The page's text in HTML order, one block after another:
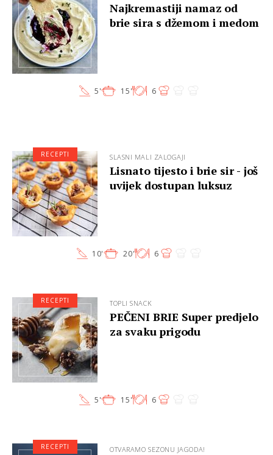
Najkremastiji namaz od
brie sira s džemom i medom
5' 15' 6
SLASNI MALI ZALOGAJI
Lisnato tijesto i brie sir - još
uvijek dostupan luksuz
10' 20' 6
RECEPTI
TOPLI SNACK
PEČENI BRIE Super predjelo
za svaku prigodu
5' 15' 6
RECEPTI
OTVARAMO SEZONU JAGODA!
RECEPTI